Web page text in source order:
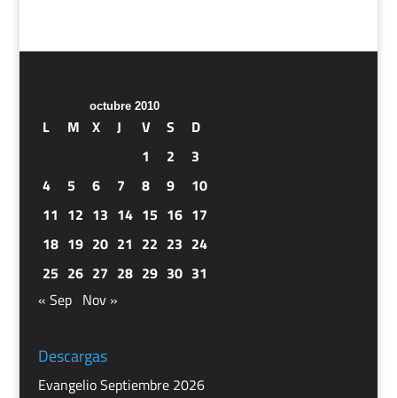
octubre 2010
L M X J V S
D
1
2
3
4
5 6 7 8 9
10
11 12 13 14 15 16 17
18 19 20 21 22 23 24
25 26 27 28 29 30 31
« Sep Nov »
Descargas
Evangelio Septiembre 2026